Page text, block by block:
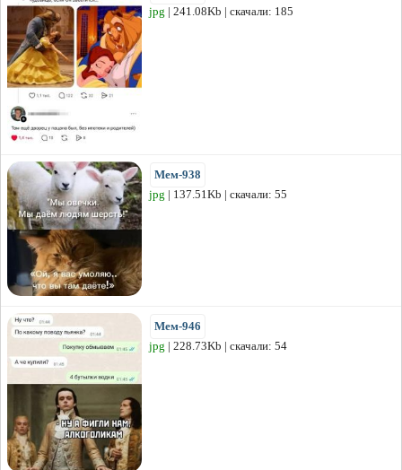
jpg | 241.08Kb | скачали: 185
Мем-938
jpg | 137.51Kb | скачали: 55
Мем-946
jpg | 228.73Kb | скачали: 54